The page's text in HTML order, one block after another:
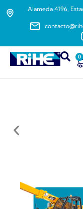
Alameda 4196,
0